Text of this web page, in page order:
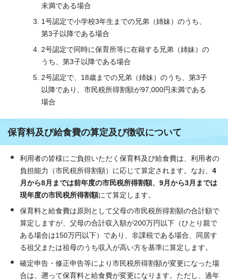
未満である場合
1号認定で小学校3年生までの兄弟（姉妹）のうち、
第3子以降である場合
2号認定で同時に保育所等に在籍する兄弟（姉妹）の
うち、第3子以降である場合
2号認定で、18歳までの兄弟（姉妹）のうち、第3子
以降であり、市民税所得割額が97,000円未満である
場合
保育料及び給食費の算定及び徴収について
利用者の皆様にご負担いただく保育料及び給食費は、利用者の
負担能力（市民税所得割額）に応じて算定されます。なお、 4
月から8月までは前年度の市民税所得割額、9月から3月までは
現年度の市民税所得割額にて算定します。
保育料と給食費は原則として父母の市民税所得割額の合計額で
算定しますが、父母の合計収入額が200万円以下（ひとり親で
ある場合は150万円以下）であり、非課税である場合、同居す
る祖父または祖母のうち収入が高い方を基準に算定します。
確定申告・修正申告等により市民税所得割額が変更になった場
合は、遡って保育料と給食費が変更になります。ただし、過年